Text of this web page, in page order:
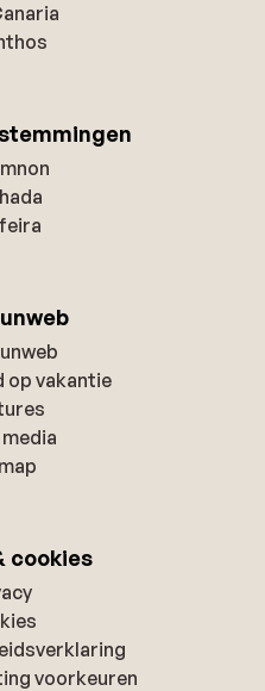
op vakantie
cookies
voorkeuren